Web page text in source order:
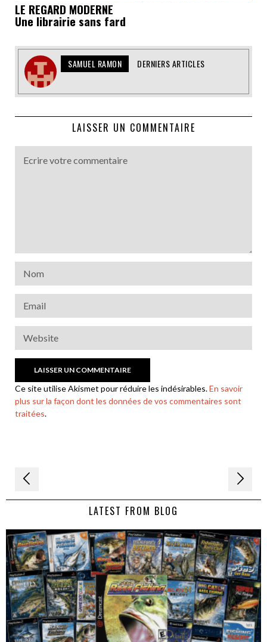
LE REGARD MODERNE
Une librairie sans fard
SAMUEL RAMON DERNIERS ARTICLES
LAISSER UN COMMENTAIRE
Ce site utilise Akismet pour réduire les indésirables.En savoir
plus sur la façon dont les données de vos commentaires sont
traitées.
Navigation
de LATEST FROM BLOG